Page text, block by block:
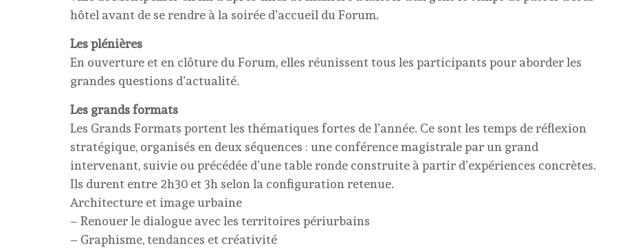
hôtel avant de se rendre à la soirée d’accueil du Forum.
Les plénières
En ouverture et en clôture du Forum, elles réunissent tous les participants pour aborder les
grandes questions d’actualité.
Les grands formats
Les Grands Formats portent les thématiques fortes de l’année. Ce sont les temps de réflexion
stratégique, organisés en deux séquences : une conférence magistrale par un grand
intervenant, suivie ou précédée d’une table ronde construite à partir d’expériences concrètes.
Ils durent entre 2h30 et 3h selon la configuration retenue.
Architecture et image urbaine
– Renouer le dialogue avec les territoires périurbains
– Graphisme, tendances et créativité